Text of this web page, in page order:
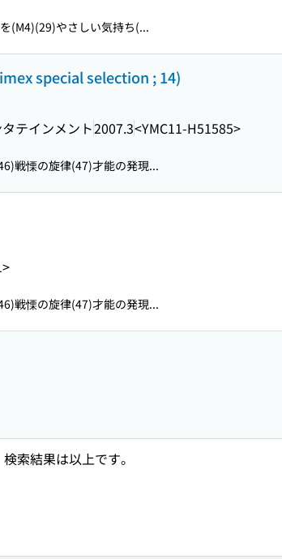
(M4)(29)やさしい気持ち(...
special selection ; 14)
テインメント2007.3<YMC11-H51585>
戦慄の旋律(47)才能の発現...
戦慄の旋律(47)才能の発現...
検索結果は以上です。